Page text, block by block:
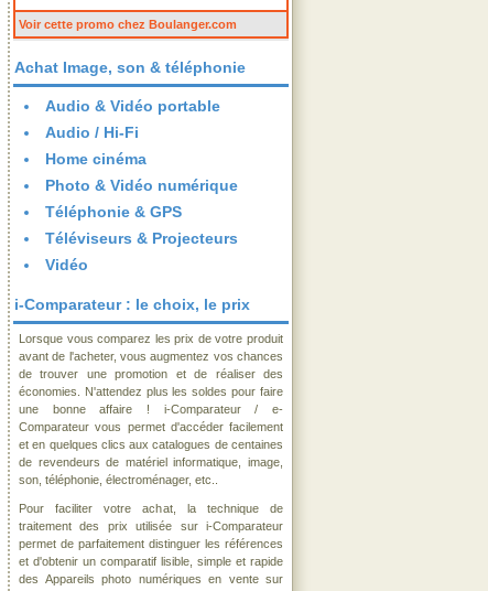
Voir cette promo chez Boulanger.com
Achat Image, son & téléphonie
Audio & Vidéo portable
Audio / Hi-Fi
Home cinéma
Photo & Vidéo numérique
Téléphonie & GPS
Téléviseurs & Projecteurs
Vidéo
i-Comparateur : le choix, le prix
Lorsque vous comparez les prix de votre produit
avant de l'acheter, vous augmentez vos chances
de trouver une promotion et de réaliser des
économies. N'attendez plus les soldes pour faire
une bonne affaire ! i-Comparateur / e-
Comparateur vous permet d'accéder facilement
et en quelques clics aux catalogues de centaines
de revendeurs de matériel informatique, image,
son, téléphonie, électroménager, etc..
Pour faciliter votre achat, la technique de
traitement des prix utilisée sur i-Comparateur
permet de parfaitement distinguer les références
et d'obtenir un comparatif lisible, simple et rapide
des Appareils photo numériques en vente sur